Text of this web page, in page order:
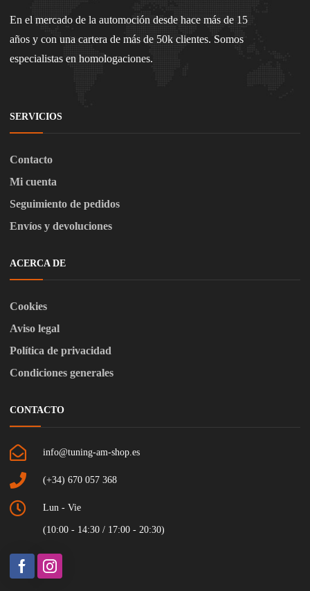
En el mercado de la automoción desde hace más de 15
años y con una cartera de más de 50k clientes. Somos
especialistas en homologaciones.
SERVICIOS
Contacto
Mi cuenta
Seguimiento de pedidos
Envíos y devoluciones
ACERCA DE
Cookies
Aviso legal
Política de privacidad
Condiciones generales
CONTACTO
info@tuning-am-shop.es
(+34) 670 057 368
Lun - Vie
(10:00 - 14:30 / 17:00 - 20:30)